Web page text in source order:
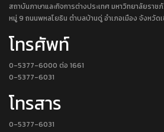
สถาบันภาษาและกิจการต่างประเทศ มหาวิทยาลัยราช
หมู่ 9 ถนนพหลโยธิน ตำบลบ้านดู่ อำเภอเมือง จังหวัด
โทรศัพท์
0-5377-6000 ต่อ 1661
0-5377-6031
โทรสาร
0-5377-6031